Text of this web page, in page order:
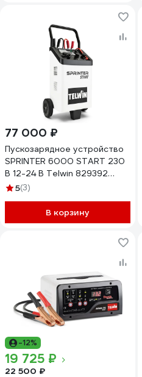
77 000 ₽
Пускозарядное устройство
SPRINTER 6000 START 230
В 12-24 В Telwin 829392
829492
5(3)
В корзину
-12%
19 725 ₽
22 500 ₽